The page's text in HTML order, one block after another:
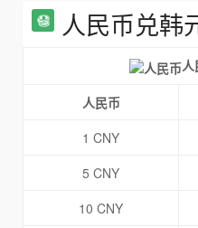
人民币兑韩
人
人民币
1 CNY
5 CNY
10 CNY